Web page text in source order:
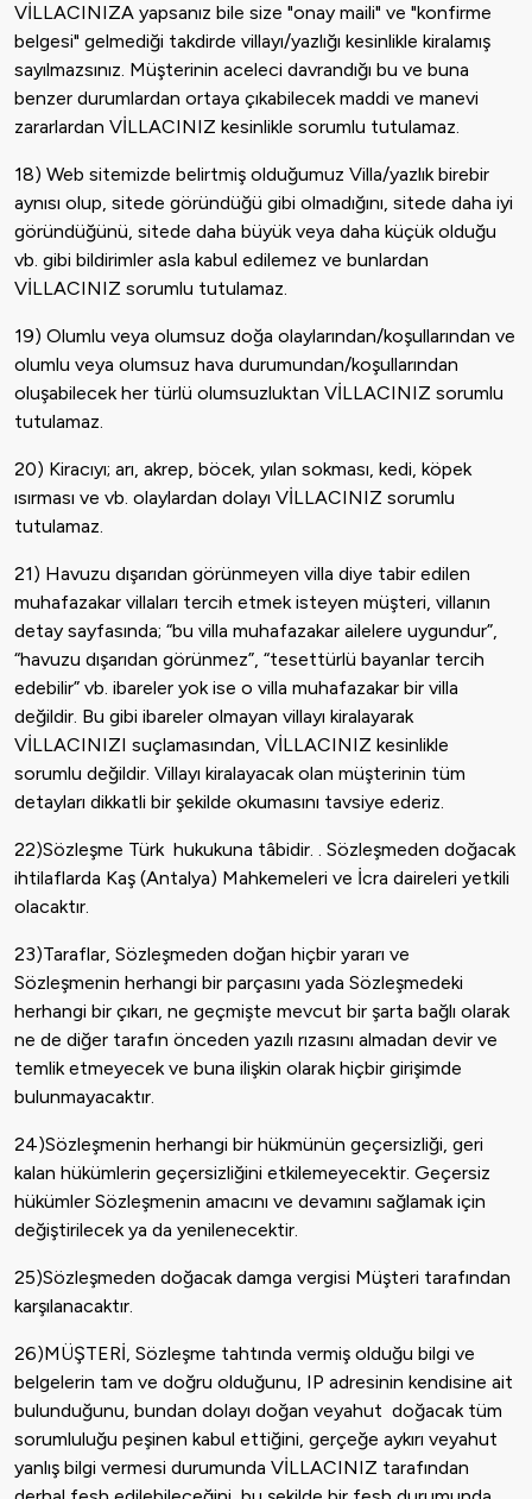
VİLLACINIZA yapsanız bile size "onay maili" ve "konfirme
belgesi" gelmediği takdirde villayı/yazlığı kesinlikle kiralamış
sayılmazsınız. Müşterinin aceleci davrandığı bu ve buna
benzer durumlardan ortaya çıkabilecek maddi ve manevi
zararlardan VİLLACINIZ kesinlikle sorumlu tutulamaz.
18) Web sitemizde belirtmiş olduğumuz Villa/yazlık birebir
aynısı olup, sitede göründüğü gibi olmadığını, sitede daha iyi
göründüğünü, sitede daha büyük veya daha küçük olduğu
vb. gibi bildirimler asla kabul edilemez ve bunlardan
VİLLACINIZ sorumlu tutulamaz.
19) Olumlu veya olumsuz doğa olaylarından/koşullarından ve
olumlu veya olumsuz hava durumundan/koşullarından
oluşabilecek her türlü olumsuzluktan VİLLACINIZ sorumlu
tutulamaz.
20) Kiracıyı; arı, akrep, böcek, yılan sokması, kedi, köpek
ısırması ve vb. olaylardan dolayı VİLLACINIZ sorumlu
tutulamaz.
21) Havuzu dışarıdan görünmeyen villa diye tabir edilen
muhafazakar villaları tercih etmek isteyen müşteri, villanın
detay sayfasında; “bu villa muhafazakar ailelere uygundur”,
“havuzu dışarıdan görünmez”, “tesettürlü bayanlar tercih
edebilir” vb. ibareler yok ise o villa muhafazakar bir villa
değildir. Bu gibi ibareler olmayan villayı kiralayarak
VİLLACINIZI suçlamasından, VİLLACINIZ kesinlikle
sorumlu değildir. Villayı kiralayacak olan müşterinin tüm
detayları dikkatli bir şekilde okumasını tavsiye ederiz.
22)Sözleşme Türk hukukuna tâbidir. . Sözleşmeden doğacak
ihtilaflarda Kaş (Antalya) Mahkemeleri ve İcra daireleri yetkili
olacaktır.
23)Taraflar, Sözleşmeden doğan hiçbir yararı ve
Sözleşmenin herhangi bir parçasını yada Sözleşmedeki
herhangi bir çıkarı, ne geçmişte mevcut bir şarta bağlı olarak
ne de diğer tarafın önceden yazılı rızasını almadan devir ve
temlik etmeyecek ve buna ilişkin olarak hiçbir girişimde
bulunmayacaktır.
24)Sözleşmenin herhangi bir hükmünün geçersizliği, geri
kalan hükümlerin geçersizliğini etkilemeyecektir. Geçersiz
hükümler Sözleşmenin amacını ve devamını sağlamak için
değiştirilecek ya da yenilenecektir.
25)Sözleşmeden doğacak damga vergisi Müşteri tarafından
karşılanacaktır.
26)MÜŞTERİ, Sözleşme tahtında vermiş olduğu bilgi ve
belgelerin tam ve doğru olduğunu, IP adresinin kendisine ait
bulunduğunu, bundan dolayı doğan veyahut doğacak tüm
sorumluluğu peşinen kabul ettiğini, gerçeğe aykırı veyahut
yanlış bilgi vermesi durumunda VİLLACINIZ tarafından